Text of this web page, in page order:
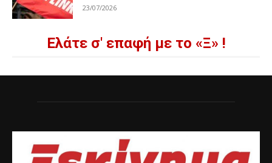
23/07/2026
Ελάτε σ' επαφή με το «Ξ» !